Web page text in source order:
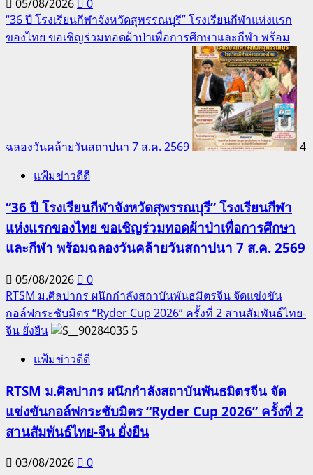
05/08/2026
0
“36 ปี โรงเรียนกีฬาจังหวัดสุพรรณบุรี” โรงเรียนกีฬาแห่งแรก
ของไทย ขอเชิญร่วมทอดผ้าป่าเพื่อการศึกษาและกีฬา พร้อม
ฉลองวันคล้ายวันสถาปนา 7 ส.ค. 2569
4
แฟ้มข่าวดีดี
“36 ปี โรงเรียนกีฬาจังหวัดสุพรรณบุรี” โรงเรียนกีฬา
แห่งแรกของไทย ขอเชิญร่วมทอดผ้าป่าเพื่อการศึกษา
และกีฬา พร้อมฉลองวันคล้ายวันสถาปนา 7 ส.ค. 2569
05/08/2026
0
RTSM ม.ศิลปากร ผนึกกำลังสถาบันพันธมิตรจีน จัดแข่งขัน
กอล์ฟกระชับมิตร “Ryder Cup 2026” ครั้งที่ 2 สานสัมพันธ์ไทย-
จีน ยั่งยืน
5
แฟ้มข่าวดีดี
RTSM ม.ศิลปากร ผนึกกำลังสถาบันพันธมิตรจีน จัด
แข่งขันกอล์ฟกระชับมิตร “Ryder Cup 2026” ครั้งที่ 2
สานสัมพันธ์ไทย-จีน ยั่งยืน
03/08/2026 0